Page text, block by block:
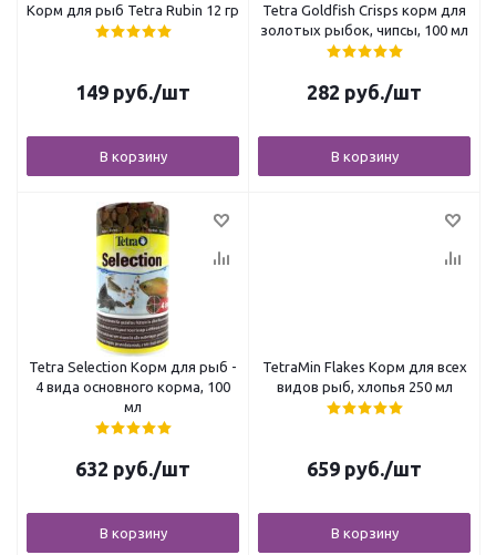
Корм для рыб Tetra Rubin 12 гр
149 руб./шт
В корзину
Tetra Goldfish Crisps корм для
золотых рыбок, чипсы, 100 мл
282 руб./шт
В корзину
Tetra Selection Корм для рыб -
4 вида основного корма, 100
мл
632 руб./шт
В корзину
TetraMin Flakes Корм для всех
видов рыб, хлопья 250 мл
659 руб./шт
В корзину